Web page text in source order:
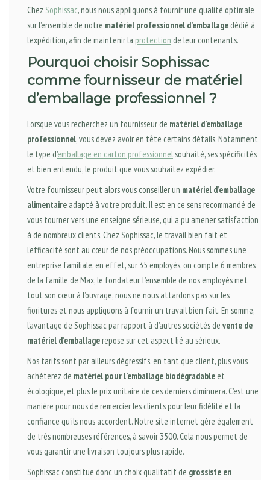
Chez Sophissac, nous nous appliquons à fournir une qualité optimale
sur l’ensemble de notre matériel professionnel d’emballage dédié à
l’expédition, afin de maintenir la protection de leur contenants.
Pourquoi choisir Sophissac
comme fournisseur de matériel
d’emballage professionnel ?
Lorsque vous recherchez un fournisseur de matériel d’emballage
professionnel, vous devez avoir en tête certains détails. Notamment
le type d’emballage en carton professionnel souhaité, ses spécificités
et bien entendu, le produit que vous souhaitez expédier.
Votre fournisseur peut alors vous conseiller un matériel d’emballage
alimentaire adapté à votre produit. Il est en ce sens recommandé de
vous tourner vers une enseigne sérieuse, qui a pu amener satisfaction
à de nombreux clients. Chez Sophissac, le travail bien fait et
l’efficacité sont au cœur de nos préoccupations. Nous sommes une
entreprise familiale, en effet, sur 35 employés, on compte 6 membres
de la famille de Max, le fondateur. L’ensemble de nos employés met
tout son cœur à l’ouvrage, nous ne nous attardons pas sur les
fioritures et nous appliquons à fournir un travail bien fait. En somme,
l’avantage de Sophissac par rapport à d’autres sociétés de vente de
matériel d’emballagerepose sur cet aspect lié au sérieux.
Nos tarifs sont par ailleurs dégressifs, en tant que client, plus vous
achèterez de matériel pour l’emballage biodégradable et
écologique, et plus le prix unitaire de ces derniers diminuera. C’est une
manière pour nous de remercier les clients pour leur fidélité et la
confiance qu’ils nous accordent. Notre site internet gère également
de très nombreuses références, à savoir 3500. Cela nous permet de
vous garantir une livraison toujours plus rapide.
Sophissac constitue donc un choix qualitatif de grossiste en